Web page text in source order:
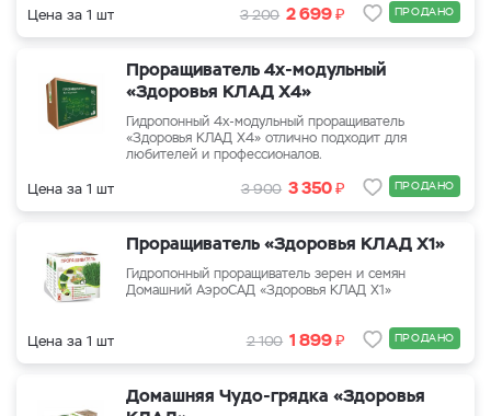
Цена за 1 шт 3 200 2 699₽ ПРОДАНО
Проращиватель 4х-модульный
«Здоровья КЛАД Х4»
Гидропонный 4х-модульный проращиватель
«Здоровья КЛАД Х4» отлично подходит для
любителей и профессионалов.
Цена за 1 шт 3 900 3 350₽ ПРОДАНО
Проращиватель «Здоровья КЛАД Х1»
Гидропонный проращиватель зерен и семян
Домашний АэроСАД «Здоровья КЛАД Х1»
Цена за 1 шт 2 100 1 899₽ ПРОДАНО
Домашняя Чудо-грядка «Здоровья